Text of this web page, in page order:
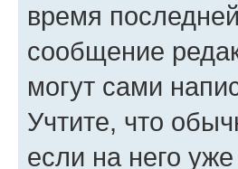
время
сообщение
могут сами
Учтите, что
если на него